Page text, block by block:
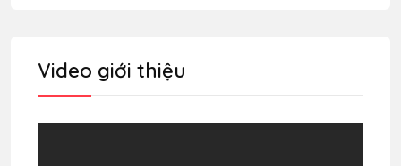
Video giới thiệu